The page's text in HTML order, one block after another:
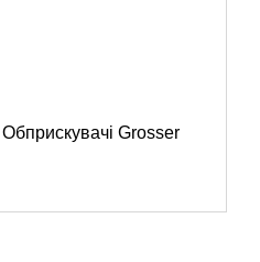
Обприскувачі Grosser